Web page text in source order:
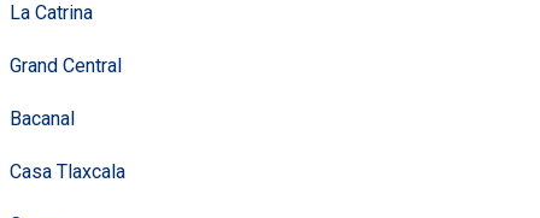
La Catrina
Grand Central
Bacanal
Casa Tlaxcala